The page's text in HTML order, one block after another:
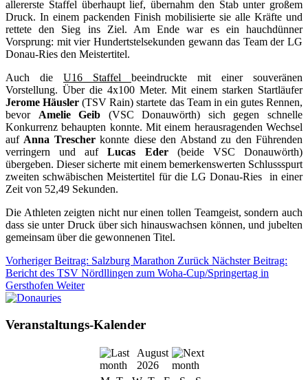
allererste Staffel überhaupt lief, übernahm den Stab unter großem
Druck. In einem packenden Finish mobilisierte sie alle Kräfte und
rettete den Sieg ins Ziel. Am Ende war es ein hauchdünner
Vorsprung: mit vier Hundertstelsekunden gewann das Team der LG
Donau-Ries den Meistertitel.
Auch die U16 Staffel beeindruckte mit einer souveränen
Vorstellung. Über die 4x100 Meter. Mit einem starken Startläufer
Jerome Häusler (TSV Rain) startete das Team in ein gutes Rennen,
bevor Amelie Geib (VSC Donauwörth) sich gegen schnelle
Konkurrenz behaupten konnte. Mit einem herausragenden Wechsel
auf Anna Trescherkonnte diese den Abstand zu den Führenden
verringern und aufLucas Eder(beide VSC Donauwörth)
übergeben. Dieser sicherte mit einem bemerkenswerten Schlussspurt
zweiten schwäbischen Meistertitel für die LG Donau-Ries
in einer
Zeit von 52,49 Sekunden.
Die Athleten zeigten nicht nur einen tollen Teamgeist, sondern auch
dass sie unter Druck über sich hinauswachsen können, und jubelten
gemeinsam über die gewonnenen Titel.
Vorheriger Beitrag: Salzburg Marathon Zurück Nächster Beitrag:
Bericht des TSV Nördllingen zum Woha-Cup/Springertag in
Gersthofen Weiter
Veranstaltungs-Kalender
August
2026